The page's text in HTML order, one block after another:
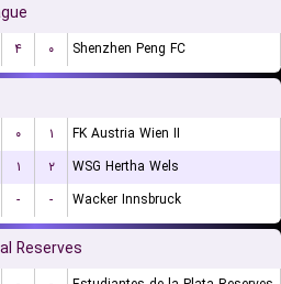
۴ ۰ Shenzhen Peng FC
۰ ۱
FK Austria Wien II
۱ ۲
WSG Hertha Wels
- - Wacker Innsbruck
Reserves